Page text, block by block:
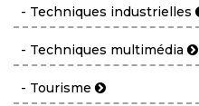
- Techniques industrielles
- Techniques multimédia
- Tourisme